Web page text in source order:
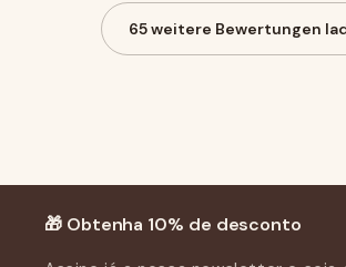
65 weitere Bewertungen
🎁 Obtenha 10% de desconto